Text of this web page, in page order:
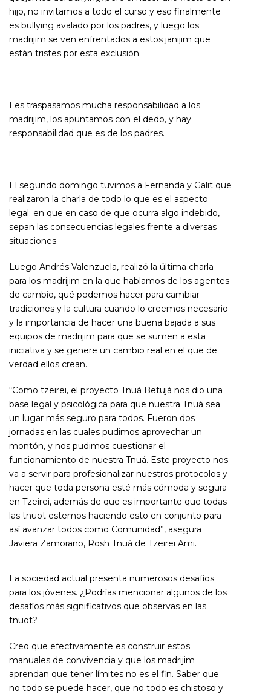
hijo, no invitamos a todo el curso y eso finalmente
es bullying avalado por los padres, y luego los
madrijim se ven enfrentados a estos janijim que
están tristes por esta exclusión.
Les traspasamos mucha responsabilidad a los
madrijim, los apuntamos con el dedo, y hay
responsabilidad que es de los padres.
El segundo domingo tuvimos a Fernanda y Galit que
realizaron la charla de todo lo que es el aspecto
legal; en que en caso de que ocurra algo indebido,
sepan las consecuencias legales frente a diversas
situaciones.
Luego Andrés Valenzuela, realizó la última charla
para los madrijim en la que hablamos de los agentes
de cambio, qué podemos hacer para cambiar
tradiciones y la cultura cuando lo creemos necesario
y la importancia de hacer una buena bajada a sus
equipos de madrijim para que se sumen a esta
iniciativa y se genere un cambio real en el que de
verdad ellos crean.
“Como tzeirei, el proyecto Tnuá Betujá nos dio una
base legal y psicológica para que nuestra Tnuá sea
un lugar más seguro para todos. Fueron dos
jornadas en las cuales pudimos aprovechar un
montón, y nos pudimos cuestionar el
funcionamiento de nuestra Tnuá. Este proyecto nos
va a servir para profesionalizar nuestros protocolos y
hacer que toda persona esté más cómoda y segura
en Tzeirei, además de que es importante que todas
las tnuot estemos haciendo esto en conjunto para
así avanzar todos como Comunidad”, asegura
Javiera Zamorano, Rosh Tnuá de Tzeirei Ami.
La sociedad actual presenta numerosos desafíos
para los jóvenes. ¿Podrías mencionar algunos de los
desafíos más significativos que observas en las
tnuot?
Creo que efectivamente es construir estos
manuales de convivencia y que los madrijim
aprendan que tener límites no es el fin. Saber que
no todo se puede hacer, que no todo es chistoso y